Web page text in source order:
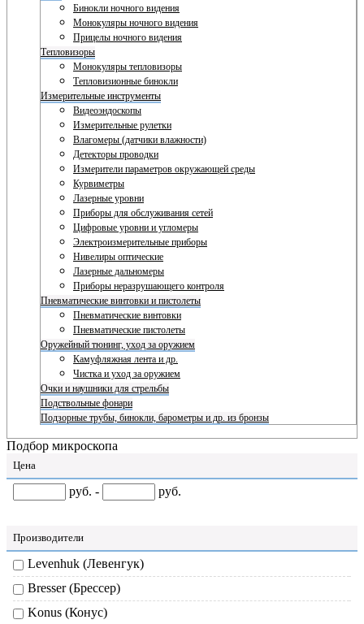
Бинокли ночного видения
Монокуляры ночного видения
Прицелы ночного видения
Тепловизоры
Монокуляры тепловизоры
Тепловизионные бинокли
Измерительные инструменты
Видеоэндоскопы
Измерительные рулетки
Влагомеры (датчики влажности)
Детекторы проводки
Измерители параметров окружающей среды
Курвиметры
Лазерные уровни
Приборы для обслуживания сетей
Цифровые уровни и угломеры
Электроизмерительные приборы
Нивелиры оптические
Лазерные дальномеры
Приборы неразрушающего контроля
Пневматические винтовки и пистолеты
Пневматические винтовки
Пневматические пистолеты
Оружейный тюнинг, уход за оружием
Камуфляжная лента и др.
Чистка и уход за оружием
Очки и наушники для стрельбы
Подствольные фонари
Подзорные трубы, бинокли, барометры и др. из бронзы
Подбор микроскопа
Цена
руб. - руб.
Производители
Levenhuk (Левенгук)
Bresser (Брессер)
Konus (Конус)